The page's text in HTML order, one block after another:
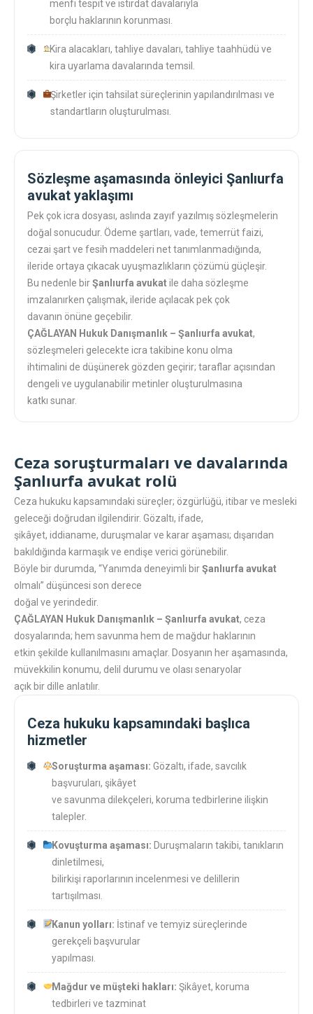
menfi tespit ve istirdat davalarıyla
borçlu haklarının korunması.
Kira alacakları, tahliye davaları, tahliye taahhüdü ve
kira uyarlama davalarında temsil.
Şirketler için tahsilat süreçlerinin yapılandırılması ve
standartların oluşturulması.
Sözleşme aşamasında önleyici Şanlıurfa
avukat yaklaşımı
Pek çok icra dosyası, aslında zayıf yazılmış sözleşmelerin
doğal sonucudur. Ödeme şartları, vade, temerrüt faizi,
cezai şart ve fesih maddeleri net tanımlanmadığında,
ileride ortaya çıkacak uyuşmazlıkların çözümü güçleşir.
Bu nedenle birŞanlıurfa avukatile daha sözleşme
imzalanırken çalışmak, ileride açılacak pek çok
davanın önüne geçebilir.
ÇAĞLAYAN Hukuk Danışmanlık – Şanlıurfa avukat,
sözleşmeleri gelecekte icra takibine konu olma
ihtimalini de düşünerek gözden geçirir; taraflar açısından
dengeli ve uygulanabilir metinler oluşturulmasına
katkı sunar.
Ceza soruşturmaları ve davalarında
Şanlıurfa avukat rolü
Ceza hukuku kapsamındaki süreçler; özgürlüğü, itibar ve mesleki
geleceği doğrudan ilgilendirir. Gözaltı, ifade,
şikâyet, iddianame, duruşmalar ve karar aşaması; dışarıdan
bakıldığında karmaşık ve endişe verici görünebilir.
Böyle bir durumda, “Yanımda deneyimli birŞanlıurfa avukat
olmalı” düşüncesi son derece
doğal ve yerindedir.
ÇAĞLAYAN Hukuk Danışmanlık – Şanlıurfa avukat, ceza
dosyalarında; hem savunma hem de mağdur haklarının
etkin şekilde kullanılmasını amaçlar. Dosyanın her aşamasında,
müvekkilin konumu, delil durumu ve olası senaryolar
açık bir dille anlatılır.
Ceza hukuku kapsamındaki başlıca
hizmetler
Soruşturma aşaması: Gözaltı, ifade, savcılık
başvuruları, şikâyet
ve savunma dilekçeleri, koruma tedbirlerine ilişkin
talepler.
Kovuşturma aşaması: Duruşmaların takibi, tanıkların
dinletilmesi,
bilirkişi raporlarının incelenmesi ve delillerin
tartışılması.
Kanun yolları: İstinaf ve temyiz süreçlerinde
gerekçeli başvurular
yapılması.
Mağdur ve müşteki hakları: Şikâyet, koruma
tedbirleri ve tazminat